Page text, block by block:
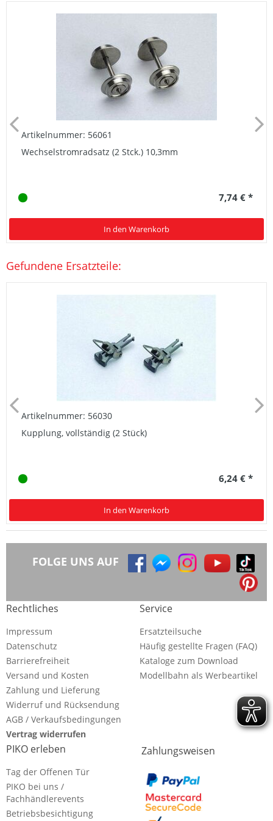
Artikelnummer: 56061
Wechselstromradsatz (2 Stck.) 10,3mm
7,74 € *
In den Warenkorb
Gefundene Ersatzteile:
Artikelnummer: 56030
Kupplung, vollständig (2 Stück)
6,24 € *
In den Warenkorb
FOLGE UNS AUF
Rechtliches
Impressum
Datenschutz
Barrierefreiheit
Versand und Kosten
Zahlung und Lieferung
Widerruf und Rücksendung
AGB / Verkaufsbedingungen
Vertrag widerrufen
Service
Ersatzteilsuche
Häufig gestellte Fragen (FAQ)
Kataloge zum Download
Modellbahn als Werbeartikel
PIKO erleben
Tag der Offenen Tür
PIKO bei uns /
Fachhändlerevents
Betriebsbesichtigung
Zahlungsweisen